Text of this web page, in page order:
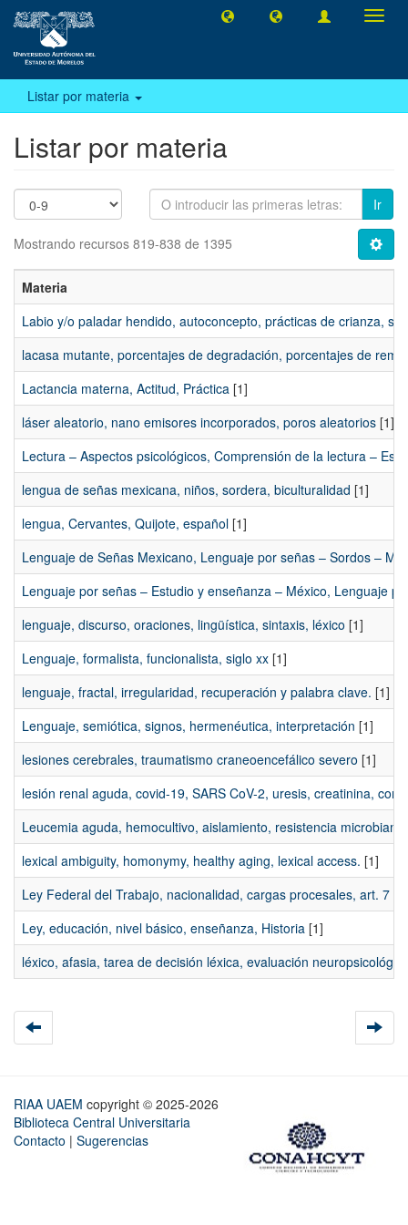
Listar por materia
Listar por materia
Ir
Mostrando recursos 819-838 de 1395
Materia
Labio y/o paladar hendido, autoconcepto, prácticas de crianza,
lacasa mutante, porcentajes de degradación, porcentajes de
Lactancia materna, Actitud, Práctica [1]
láser aleatorio, nano emisores incorporados, poros aleatorios [1]
Lectura – Aspectos psicológicos, Comprensión de la lectura –
lengua de señas mexicana, niños, sordera, biculturalidad [1]
lengua, Cervantes, Quijote, español [1]
Lenguaje de Señas Mexicano, Lenguaje por señas – Sordos –
Lenguaje por señas – Estudio y enseñanza – México, Lenguaje
lenguaje, discurso, oraciones, lingüística, sintaxis, léxico [1]
Lenguaje, formalista, funcionalista, siglo xx [1]
lenguaje, fractal, irregularidad, recuperación y palabra clave. [1]
Lenguaje, semiótica, signos, hermenéutica, interpretación [1]
lesiones cerebrales, traumatismo craneoencefálico severo [1]
lesión renal aguda, covid-19, SARS CoV-2, uresis, creatinina,
Leucemia aguda, hemocultivo, aislamiento, resistencia
lexical ambiguity, homonymy, healthy aging, lexical access. [1]
Ley Federal del Trabajo, nacionalidad, cargas procesales, art. 7
Ley, educación, nivel básico, enseñanza, Historia [1]
léxico, afasia, tarea de decisión léxica, evaluación
RIAA UAEM copyright © 2025-2026
Biblioteca Central Universitaria
Contacto | Sugerencias